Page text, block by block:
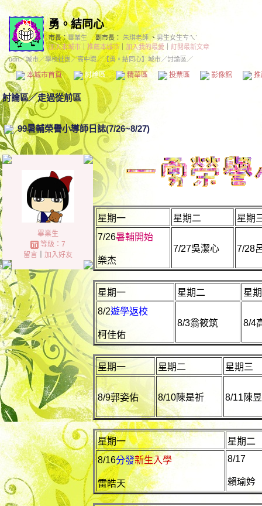
勇。結同心
市長：畢業生 副市長： 朱琪老師 、男生女生ㄘㄟˋ
加入本城市｜ 推薦本城市｜ 加入我的最愛
訂閱最新文章
udn／城市／學校社團 ／高中職／【勇。結同心】城市／討論區／
本城市首頁 討論區 精華區 投票區 影像館
討論區／走過從前區
99暑輔榮譽小導師日誌(7/26~8/27)
畢業生
等級：7
留言｜ 加入好友
星期一 星期二
星期
7/26暑輔開始
樂杰
7/27吳潔心 7/28
星期一 星期二
星
8/2遊學返校
柯佳佑
8/3翁筱筑 8/4
星期一 星期二 星期三
8/9郭姿佑 8/10陳是祈 8/11陳
星期一
星期二
8/16分發新生入學
雷皓天
8/17
賴瑜妗